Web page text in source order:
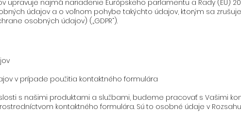
upravuje najmä nariadenie Európskeho parlamentu a Rady (EÚ)
údajov a o voľnom pohybe takýchto údajov, ktorým sa zrušuje
osobných údajov) („GDPR“).
v prípade použitia kontaktného formulára
s našimi produktami a službami, budeme pracovať s Vašimi
kontaktného formulára. Sú to osobné údaje v